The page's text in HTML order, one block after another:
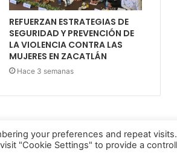
REFUERZAN ESTRATEGIAS DE
SEGURIDAD Y PREVENCIÓN DE
LA VIOLENCIA CONTRA LAS
MUJERES EN ZACATLÁN
Hace 3 semanas
your preferences and repeat
"Cookie Settings" to provide a